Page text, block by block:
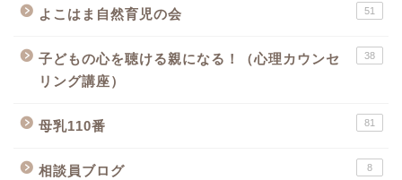
よこはま自然育児の会 51
子どもの心を聴ける親になる！（心理カウンセ
リング講座）
38
母乳110番 81
相談員ブログ 8